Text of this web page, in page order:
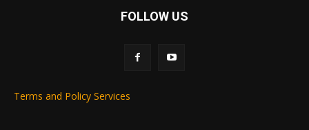
FOLLOW US
Terms and Policy Services